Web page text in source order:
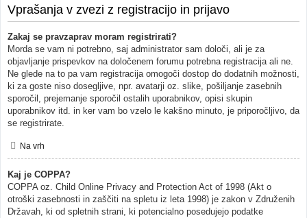
Vprašanja v zvezi z registracijo in prijavo
Zakaj se pravzaprav moram registrirati?
Morda se vam ni potrebno, saj administrator sam določi, ali je za
objavljanje prispevkov na določenem forumu potrebna registracija ali ne.
Ne glede na to pa vam registracija omogoči dostop do dodatnih možnosti,
ki za goste niso dosegljive, npr. avatarji oz. slike, pošiljanje zasebnih
sporočil, prejemanje sporočil ostalih uporabnikov, opisi skupin
uporabnikov itd. in ker vam bo vzelo le kakšno minuto, je priporočljivo, da
se registrirate.
Na vrh
Kaj je COPPA?
COPPA oz. Child Online Privacy and Protection Act of 1998 (Akt o
otroški zasebnosti in zaščiti na spletu iz leta 1998) je zakon v Združenih
Državah, ki od spletnih strani, ki potencialno posedujejo podatke